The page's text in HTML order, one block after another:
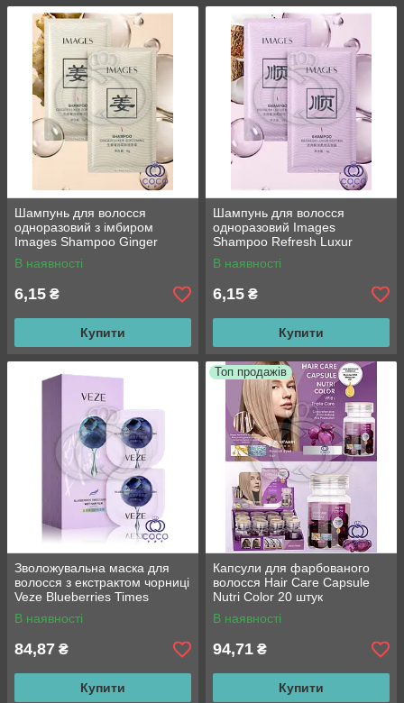
Шампунь для волосся
одноразовий з імбиром
Images Shampoo Ginger
Luxur Softening 8 g
В наявності
6,15 ₴
Купити
Шампунь для волосся
одноразовий Images
Shampoo Refresh Luxur
Soften 8 g
В наявності
6,15 ₴
Купити
Зволожувальна маска для
волосся з екстрактом чорниці
Veze Blueberries Times
Embellish Wet Hair Film, 12
г*6 шт.
В наявності
84,87 ₴
Купити
Топ продажів
Капсули для фарбованого
волосся Hair Care Capsule
Nutri Color 20 штук
В наявності
94,71 ₴
Купити